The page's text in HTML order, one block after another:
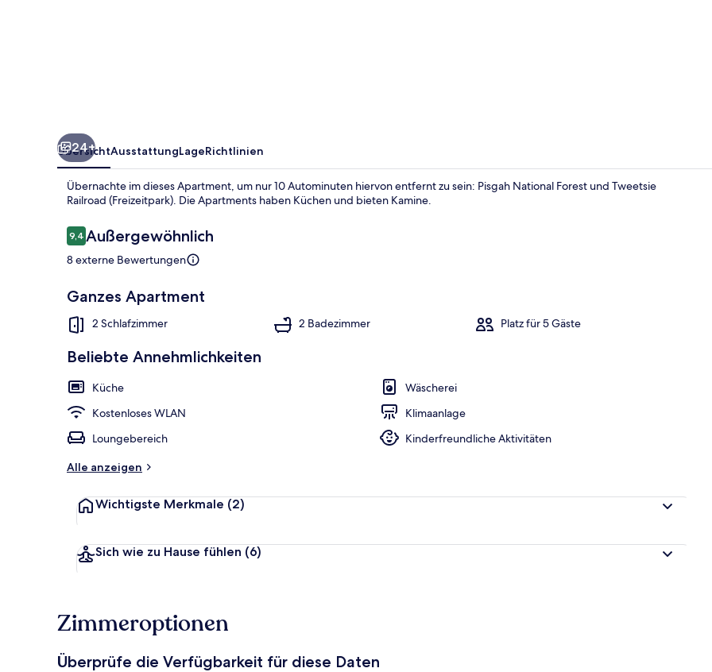
Apartment (2 Bedrooms) | Innenbereich
24+
ÜbersichtAusstattungLageRichtlinien
Übernachte im dieses Apartment, um nur 10 Autominuten hiervon entfernt zu sein: Pisgah National Forest und Tweetsie
Railroad (Freizeitpark). Die Apartments haben Küchen und bieten Kamine.
Bewertungen
9,49,4 von 10.
Außergewöhnlich
8 externe Bewertungen
Ganzes Apartment
2 Schlafzimmer 2 Badezimmer Platz für 5 Gäste
Beliebte Annehmlichkeiten
Küche
Wäscherei
Kostenloses WLAN
Klimaanlage
Loungebereich
Kinderfreundliche Aktivitäten
Alle anzeigen
Wichtigste Merkmale (2)
Sich wie zu Hause fühlen (6)
Zimmeroptionen
Überprüfe die Verfügbarkeit für diese Daten